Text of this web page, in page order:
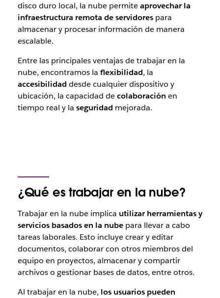
disco duro local, la nube permiteaprovechar la
infraestructura remota de servidorespara
almacenar y procesar información de manera
escalable.
Entre las principales ventajas de trabajar en la
nube, encontramos la flexibilidad, la
accesibilidad desde cualquier dispositivo y
ubicación, la capacidad decolaboración en
tiempo real y la seguridad mejorada.
¿Qué es trabajar en la nube?
Trabajar en la nube implica utilizar herramientas y
servicios basados en la nube para llevar a cabo
tareas laborales. Esto incluye crear y editar
documentos, colaborar con otros miembros del
equipo en proyectos, almacenar y compartir
archivos o gestionar bases de datos, entre otros.
Al trabajar en la nube, los usuarios pueden